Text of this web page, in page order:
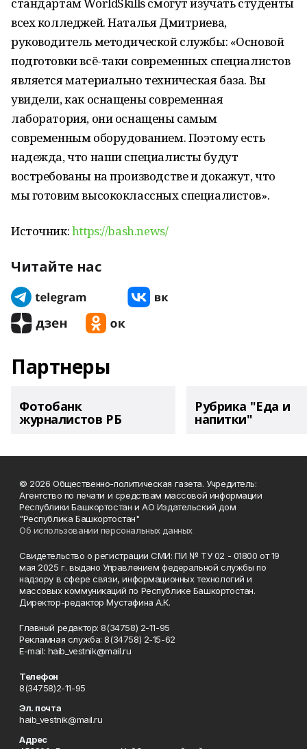
всех колледжей. Наталья Дмитриева,
руководитель методической службы: «Основой
подготовки всё-таки современных специалистов
является материально техническая база. Вы
увидели, как оснащены современная
лаборатория, они оснащены самым
современным оборудованием. Поэтому есть
надежда, что наши специалисты будут
востребованы на производстве и докажут, что
мы готовим высококлассных специалистов».
Источник:https://bash.news/
Читайте нас
Партнеры
Фотобанк
журналистов РБ
Рубрика "Еда и
напитки"
© 2026 Общественно-политическая газета. Учредитель:
Агентство по печати и средствам массовой информации
Республики Башкортостан и АО Издательский дом
"Республика Башкортостан"
Об использовании персональных данных
Свидетельство о регистрации СМИ: ПИ № ТУ 02 - 01800 от 19
мая 2025 г. выдано Управлением федеральной службы по
надзору в сфере связи, информационных технологий и
массовых коммуникаций по Республике Башкортостан.
Директор-редактор Мустафина А.К.
Главный редактор: 8(34758) 2-11-95
Рекламная служба: 8(34758) 2-15-62
Е-mаil: haib_vestnik@mail.ru
Телефон
8(34758)2-11-95
Эл. почта
haib_vestnik@mail.ru
Адрес